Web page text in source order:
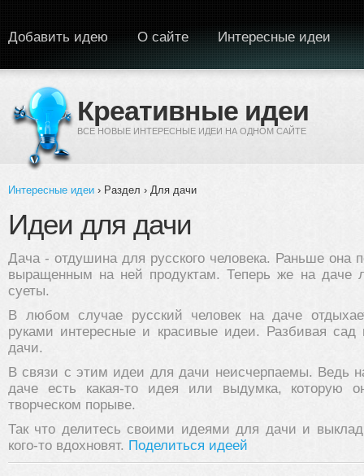
Креативные идеи
ВСЕ НОВЫЕ ИНТЕРЕСНЫЕ ИДЕИ НА ОДНОМ САЙТЕ
Добавить идею О сайте Интересные идеи
Вы здесь
Интересные идеи › Раздел › Для дачи
Идеи для дачи
Дача - отдушина для русского человека. Раньше она
выращенным на ней продуктам. Теперь же на даче
суеты.
В любом случае русский человек на даче
руками интересные и красивые идеи. Разбивая
дачи.
В связи с этим идеи для дачи неисчерпаемы. Ведь
даче есть какая-то идея или выдумка, которую
творческом порыве.
Так что делитесь своими идеями для дачи и
кого-то вдохновят. Поделиться идеей